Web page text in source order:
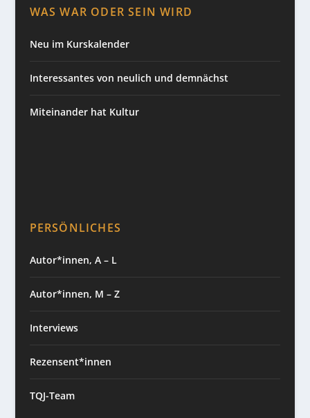
WAS WAR ODER SEIN WIRD
Neu im Kurskalender
Interessantes von neulich und demnächst
Miteinander hat Kultur
PERSÖNLICHES
Autor*innen, A – L
Autor*innen, M – Z
Interviews
Rezensent*innen
TQJ-Team